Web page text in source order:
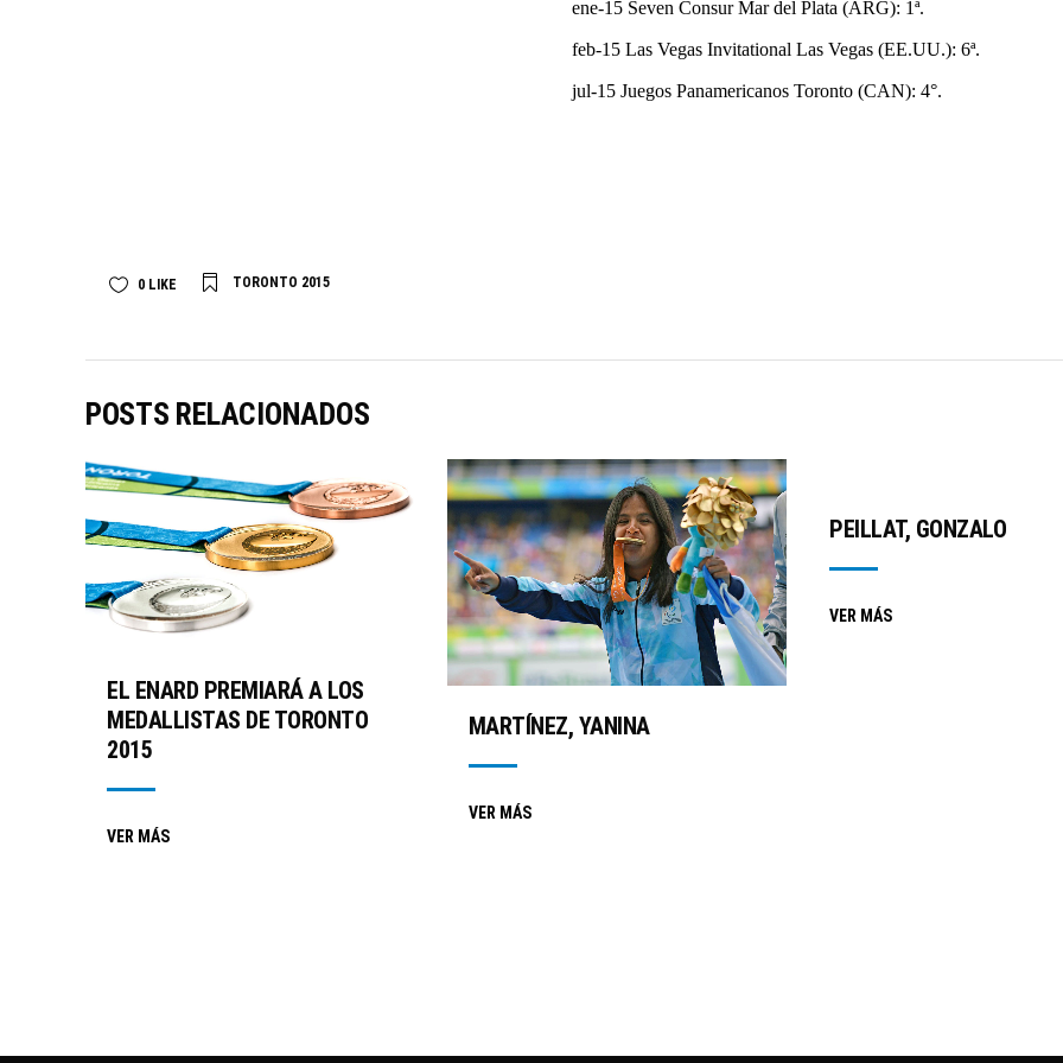
ene-15 Seven Consur Mar del Plata (ARG): 1ª.
feb-15 Las Vegas Invitational Las Vegas (EE.UU.): 6ª.
jul-15 Juegos Panamericanos Toronto (CAN): 4°.
0 LIKE TORONTO 2015
POSTS RELACIONADOS
EL ENARD PREMIARÁ A LOS
MEDALLISTAS DE TORONTO
2015
VER MÁS
MARTÍNEZ, YANINA
VER MÁS
PEILLAT, GONZALO
VER MÁS